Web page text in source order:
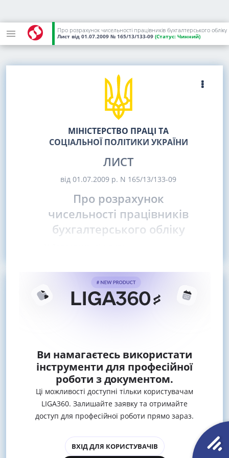
Про розрахунок чисельності працівників бухгалтерського обліку
Лист від 01.07.2009 № 165/13/133-09 (Статус: Чинний)
МІНІСТЕРСТВО ПРАЦІ ТА
СОЦІАЛЬНОЇ ПОЛІТИКИ УКРАЇНИ
ЛИСТ
від 01.07.2009 р. N 165/13/133-09
Про розрахунок
чисельності працівників
бухгалтерського обліку
Ви намагаєтесь використати
інструменти для професійної
роботи з документом.
Ці можливості доступні тільки користувачам
LIGA360. Залишайте заявку та отримайте
доступ для професійної роботи прямо зараз.
ВХІД ДЛЯ КОРИСТУВАЧІВ